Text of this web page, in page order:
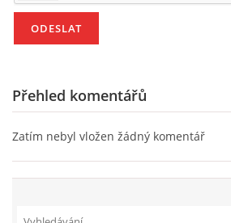
VÝTVARNÉ AKTIVITY - JARO
Přehled komentářů
Zatím nebyl vložen žádný komentář